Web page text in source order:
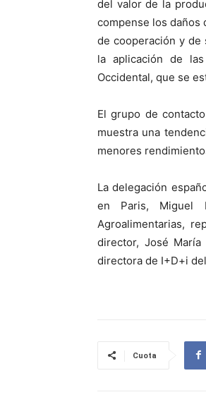
del valor de la
compense los daños
de cooperación y de
la aplicación de
Occidental, que se
El grupo de
muestra una
menores
La delegación
en Paris, Miguel
Agroalimentarias,
director, José
directora de I+D+i
Cuota